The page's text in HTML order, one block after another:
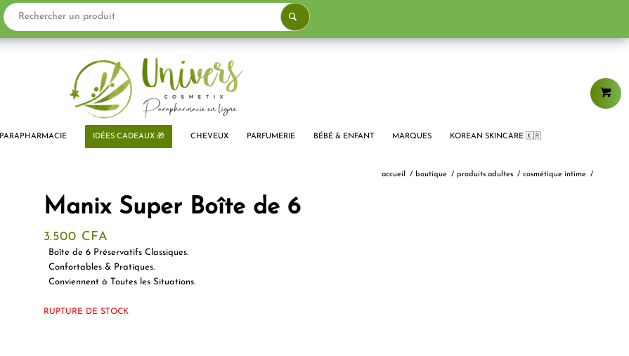
PARAPHARMACIE IDÉES CADEAUX 🎁 CHEVEUX PARFUMERIE BÉBÉ & ENFANT MARQUES KOREAN SKINCARE 🇰🇷
accueil / boutique / produits adultes / cosmétique intime /
Manix Super Boîte de 6
3.500 CFA
Boîte de 6 Préservatifs Classiques.
Confortables & Pratiques.
Conviennent à Toutes les Situations.
RUPTURE DE STOCK